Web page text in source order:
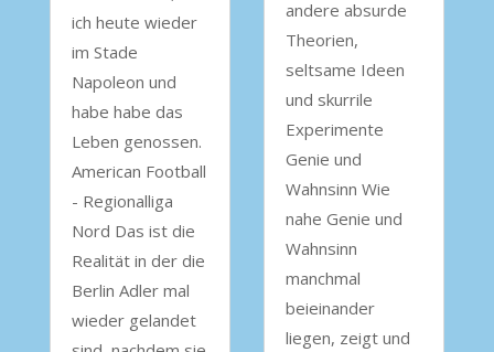
ich heute wieder
im Stade
Napoleon und
habe habe das
Leben genossen.
American Football
- Regionalliga
Nord Das ist die
Realität in der die
Berlin Adler mal
wieder gelandet
andere absurde
Theorien,
seltsame Ideen
und skurrile
Experimente
Genie und
Wahnsinn Wie
nahe Genie und
Wahnsinn
manchmal
beieinander
liegen, zeigt und